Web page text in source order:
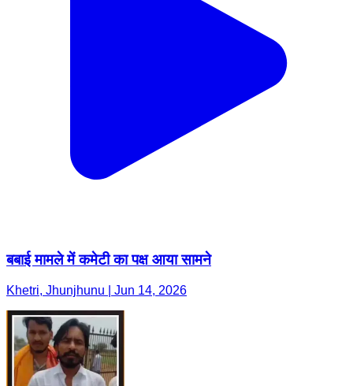
बबाई मामले में कमेटी का पक्ष आया सामने
Khetri, Jhunjhunu | Jun 14, 2026